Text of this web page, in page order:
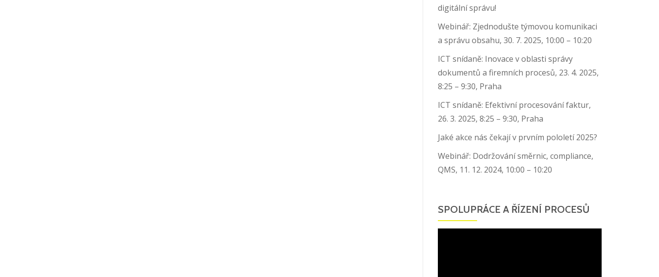
digitální správu!
Webinář: Zjednodušte týmovou komunikaci
a správu obsahu, 30. 7. 2025, 10:00 – 10:20
ICT snídaně: Inovace v oblasti správy
dokumentů a firemních procesů, 23. 4. 2025,
8:25 – 9:30, Praha
ICT snídaně: Efektivní procesování faktur,
26. 3. 2025, 8:25 – 9:30, Praha
Jaké akce nás čekají v prvním pololetí 2025?
Webinář: Dodržování směrnic, compliance,
QMS, 11. 12. 2024, 10:00 – 10:20
SPOLUPRÁCE A ŘÍZENÍ PROCESŮ